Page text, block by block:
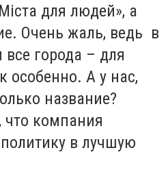
для людей», а
Очень жаль, ведь в
города – для
особенно. А у нас,
название?
что компания
в лучшую